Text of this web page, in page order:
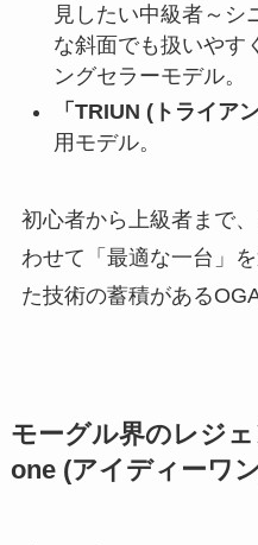
見したい中級者～シ
な斜面でも扱いやす
ングセラーモデル。
「TRIUN (トライア
用モデル。
初心者から上級者まで
わせて「最適な一台」
た技術の蓄積がある
モーグル界のレジ
one (アイディーワ